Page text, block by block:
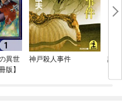
異世
版】
神戸殺人事件 記